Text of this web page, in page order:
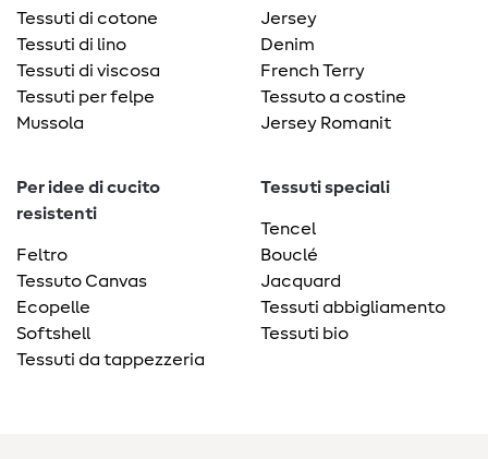
Tessuti di cotone
Tessuti di lino
Tessuti di viscosa
Tessuti per felpe
Mussola
Jersey
Denim
French Terry
Tessuto a costine
Jersey Romanit
Per idee di cucito
resistenti
Feltro
Tessuto Canvas
Ecopelle
Softshell
Tessuti da tappezzeria
Tessuti speciali
Tencel
Bouclé
Jacquard
Tessuti abbigliamento
Tessuti bio